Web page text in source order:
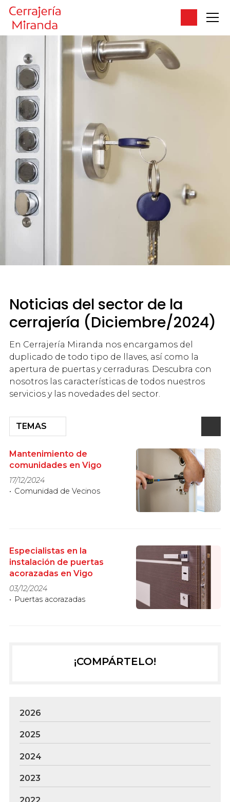
Noticias del sector de la
cerrajería (Diciembre/2024)
En Cerrajería Miranda nos encargamos del
duplicado de todo tipo de llaves, así como la
apertura de puertas y cerraduras. Descubra con
nosotros las características de todos nuestros
servicios y las novedades del sector.
TEMAS
Mantenimiento de
comunidades en Vigo
17/12/2024
Comunidad de Vecinos
Especialistas en la
instalación de puertas
acorazadas en Vigo
03/12/2024
Puertas acorazadas
¡COMPÁRTELO!
2026
2025
2024
2023